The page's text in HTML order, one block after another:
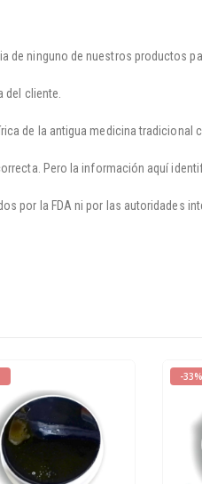
ninguno de nuestros productos
del cliente.
de la antigua medicina tradicional
Pero la información aquí
por la FDA ni por las autoridades
-33%